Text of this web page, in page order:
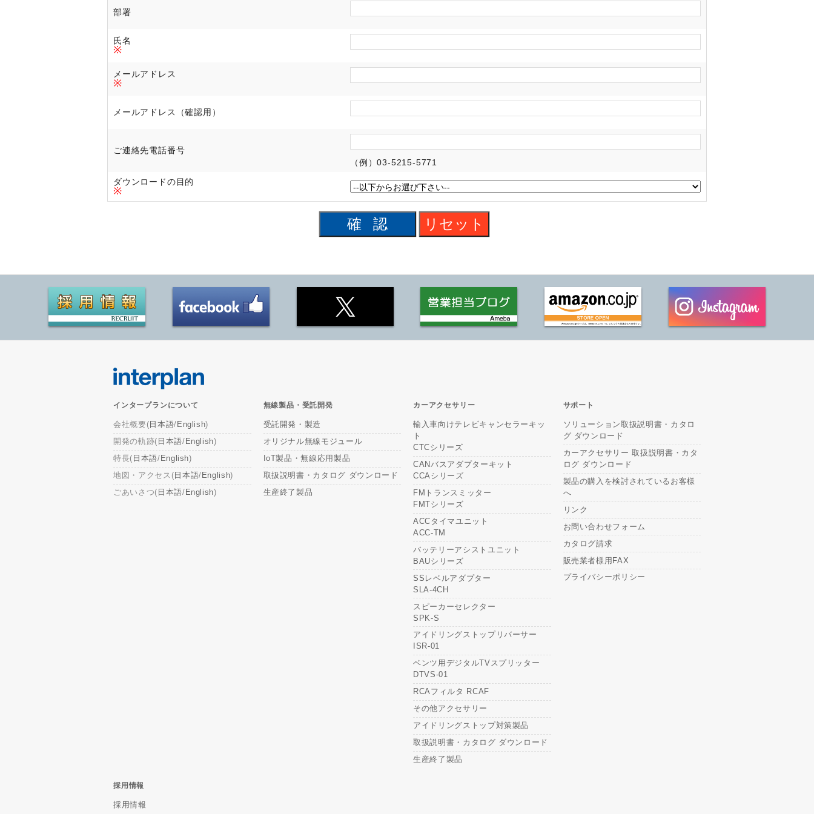
部署
氏名
※
メールアドレス
※
メールアドレス（確認用）
ご連絡先電話番号
（例）03-5215-5771
ダウンロードの目的
※
インタープランについて
会社概要( 日本語/ English)
開発の軌跡( 日本語/ English)
特長( 日本語/ English)
地図・アクセス( 日本語/ English)
ごあいさつ( 日本語/ English)
無線製品・受託開発
受託開発・製造
オリジナル無線モジュール
IoT製品・無線応用製品
取扱説明書・カタログ ダウンロード
生産終了製品
カーアクセサリー
輸入車向けテレビキャンセラーキッ
ト
CTCシリーズ
CANバスアダプターキット
CCAシリーズ
FMトランスミッター
FMTシリーズ
ACCタイマユニット
ACC-TM
バッテリーアシストユニット
BAUシリーズ
SSレベルアダプター
SLA-4CH
スピーカーセレクター
SPK-S
アイドリングストップリバーサー
ISR-01
ベンツ用デジタルTVスプリッター
DTVS-01
RCAフィルタ RCAF
その他アクセサリー
アイドリングストップ対策製品
取扱説明書・カタログ ダウンロード
生産終了製品
サポート
ソリューション取扱説明書・カタロ
グ ダウンロード
カーアクセサリー 取扱説明書・カタ
ログ ダウンロード
製品の購入を検討されているお客様
へ
リンク
お問い合わせフォーム
カタログ請求
販売業者様用FAX
プライバシーポリシー
採用情報
採用情報